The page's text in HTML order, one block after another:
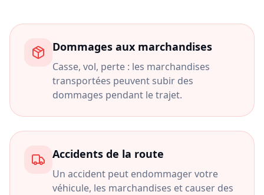
Dommages aux marchandises
Casse, vol, perte : les marchandises
transportées peuvent subir des
dommages pendant le trajet.
Accidents de la route
Un accident peut endommager votre
véhicule, les marchandises et causer des